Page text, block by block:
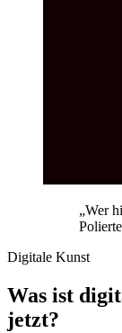
„Wer
Digitale Kunst
Was ist
jetzt?